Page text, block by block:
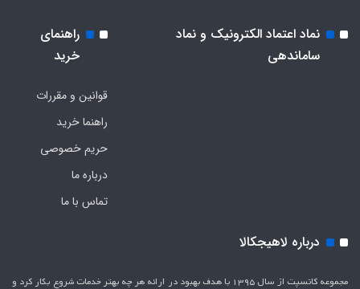
نماد اعتماد الکترونیک و نماد
ساماندهی
راهنمای
خرید
قوانین و مقررات
راهنما خرید
حریم خصوصی
درباره ما
تماس با ما
درباره لاهیجکالا
مجموعه کانسپت از سال 1395 با هدف بهبود در ارائه هر چه بهتر خدمات شروع بکار کرد و